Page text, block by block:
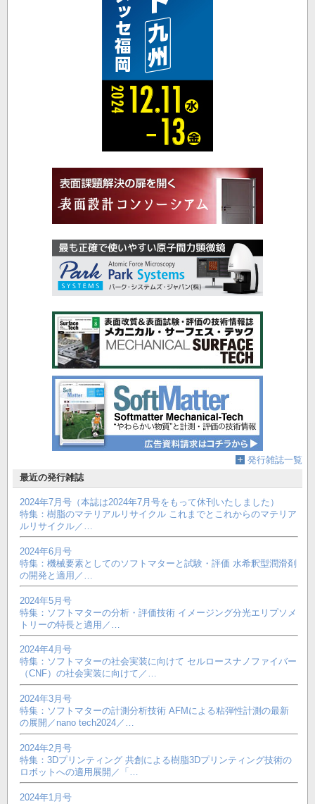
発行雑誌一覧
最近の発行雑誌
2024年7月号（本誌は2024年7月号をもって休刊いたしました）
特集：樹脂のマテリアルリサイクル これまでとこれからのマテリア
ルリサイクル／…
2024年6月号
特集：機械要素としてのソフトマターと試験・評価 水希釈型潤滑剤
の開発と適用／…
2024年5月号
特集：ソフトマターの分析・評価技術 イメージング分光エリプソメ
トリーの特長と適用／…
2024年4月号
特集：ソフトマターの社会実装に向けて セルロースナノファイバー
（CNF）の社会実装に向けて／…
2024年3月号
特集：ソフトマターの計測分析技術 AFMによる粘弾性計測の最新
の展開／nano tech2024／…
2024年2月号
特集：3Dプリンティング 共創による樹脂3Dプリンティング技術の
ロボットへの適用展開／「…
2024年1月号